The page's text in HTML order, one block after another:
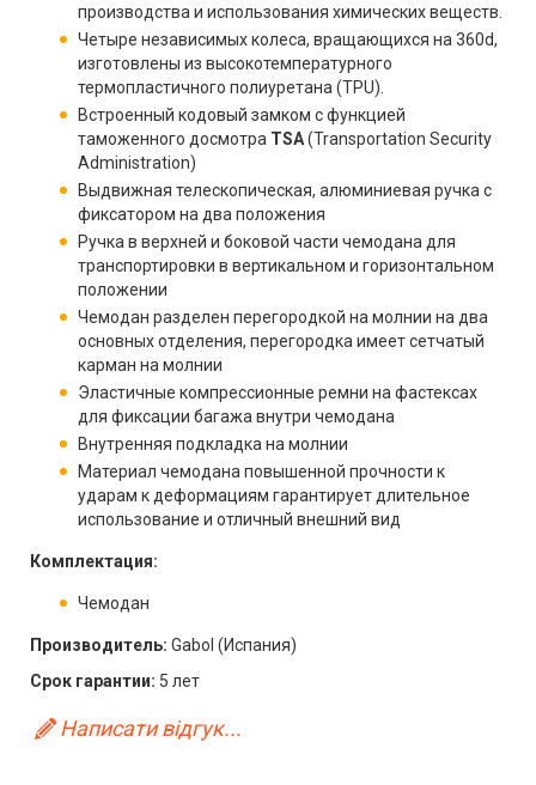
производства и использования химических веществ.
Четыре независимых колеса, вращающихся на 360d,
изготовлены из высокотемпературного
термопластичного полиуретана (TPU).
Встроенный кодовый замком с функцией
таможенного досмотра TSA(Transportation Security
Administration)
Выдвижная телескопическая, алюминиевая ручка с
фиксатором на два положения
Ручка в верхней и боковой части чемодана для
транспортировки в вертикальном и горизонтальном
положении
Чемодан разделен перегородкой на молнии на два
основных отделения, перегородка имеет сетчатый
карман на молнии
Эластичные компрессионные ремни на фастексах
для фиксации багажа внутри чемодана
Внутренняя подкладка на молнии
Материал чемодана повышенной прочности к
ударам к деформациям гарантирует длительное
использование и отличный внешний вид
Комплектация:
Чемодан
Производитель: Gabol (Испания)
Срок гарантии: 5 лет
Написати відгук...